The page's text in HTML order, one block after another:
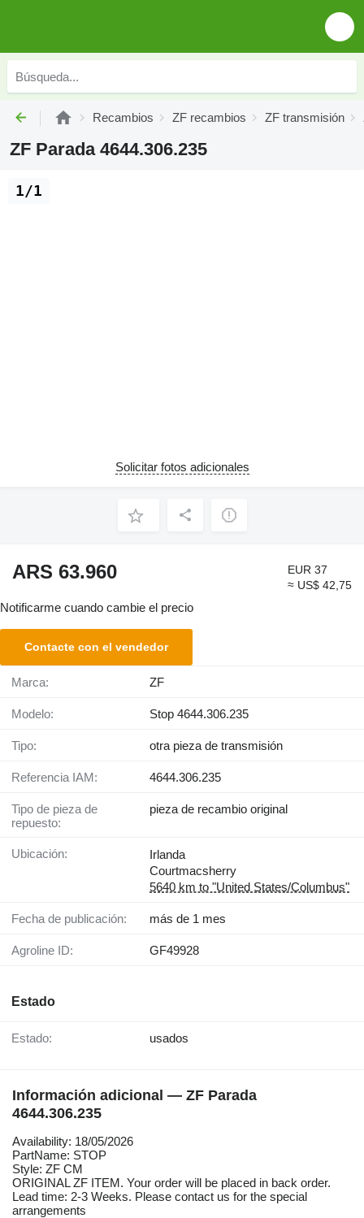
Recambios ZF recambios ZF transmisión
ZF Parada 4644.306.235
1/1
Solicitar fotos adicionales
ARS 63.960
EUR 37
≈ US$ 42,75
Notificarme cuando cambie el precio
Contacte con el vendedor
Marca: ZF
Modelo: Stop 4644.306.235
Tipo: otra pieza de transmisión
Referencia IAM: 4644.306.235
Tipo de pieza de
repuesto:
pieza de recambio original
Ubicación:
Irlanda
Courtmacsherry
5640 km to "United States/Columbus"
Fecha de publicación: más de 1 mes
Agroline ID: GF49928
Estado
Estado: usados
Información adicional — ZF Parada
4644.306.235
Availability: 18/05/2026
PartName: STOP
Style: ZF CM
ORIGINAL ZF ITEM. Your order will be placed in back order.
Lead time: 2-3 Weeks. Please contact us for the special
arrangements